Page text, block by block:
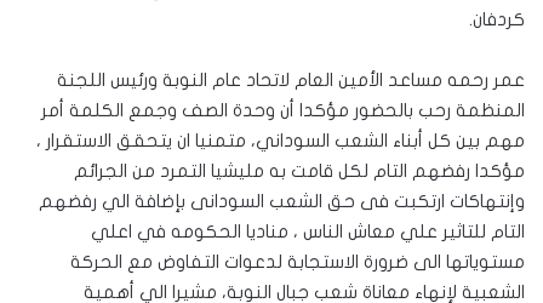
كردفان.
عمر رحمه مساعد الأمين العام لاتحاد عام النوبة ورئيس اللجنة
المنظمة رحب بالحضور مؤكدا أن وحدة الصف وجمع الكلمة أمر
مهم بين كل أبناء الشعب السوداني، متمنيا ان يتحقق الاستقرار ،
مؤكدا رفضهم التام لكل قامت به مليشيا التمرد من الجرائم
وإنتهاكات ارتكبت فى حق الشعب السودانى بإضافة الي رفضهم
التام للتاثير علي معاش الناس ، مناديا الحكومه في اعلي
مستوياتها الى ضرورة الاستجابة لدعوات التفاوض مع الحركة
الشعبية لإنهاء معاناة شعب جبال النوبة، مشيرا الي أهمية